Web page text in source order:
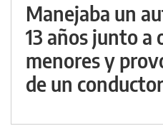
Manejaba un
13 años junto a
menores y
de un conductor